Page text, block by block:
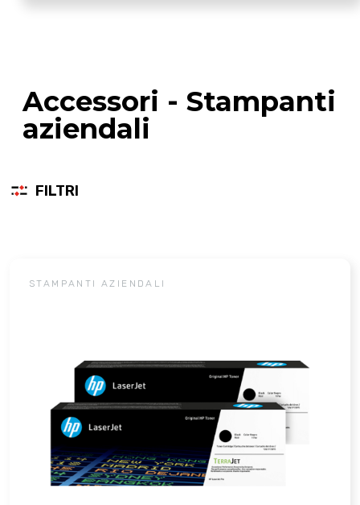
Accessori - Stampanti
aziendali
FILTRI
STAMPANTI AZIENDALI